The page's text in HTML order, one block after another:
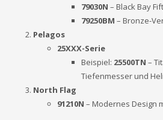
79030N – Black Bay
79250BM – Bronze-
Pelagos
25XXX-Serie
Beispiel: 25500TN –
Tiefenmesser und
North Flag
91210N – Modernes Design